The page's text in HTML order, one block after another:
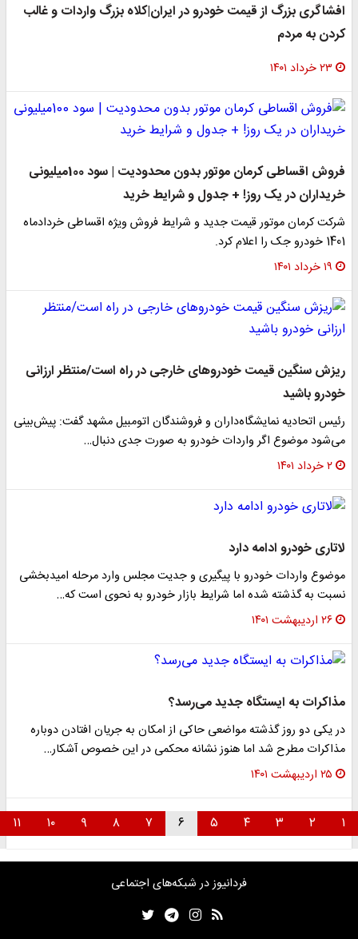
افشاگری بزرگ از قیمت خودرو در ایران|کلاه بزرگ واردات و غالب
کردن به مردم
۲۳ خرداد ۱۴۰۱
فروش اقساطی کرمان موتور بدون محدودیت | سود 100میلیونی
خریداران در یک روز! + جدول و شرایط خرید
شرکت کرمان موتور قیمت جدید و شرایط فروش ویژه اقساطی خردادماه
1401 خودرو جک را اعلام کرد.
۱۹ خرداد ۱۴۰۱
ریزش سنگین قیمت خودروهای خارجی در راه است/منتظر ارزانی
خودرو باشید
رئیس اتحادیه نمایشگاه‌داران و فروشندگان اتومبیل مشهد گفت: پیش‌بینی
می‌شود موضوع اگر واردات خودرو به صورت جدی دنبال…
۲ خرداد ۱۴۰۱
لاتاری خودرو ادامه دارد
موضوع واردات خودرو با پیگیری و جدیت مجلس وارد مرحله امیدبخشی
نسبت به گذشته شده اما شرایط بازار خودرو به نحوی است که…
۲۶ اردیبهشت ۱۴۰۱
مذاکرات به ایستگاه جدید می‌رسد؟
در یکی دو روز گذشته مواضعی حاکی از امکان به جریان افتادن دوباره
مذاکرات مطرح شد اما هنوز نشانه محکمی در این خصوص آشکار…
۲۵ اردیبهشت ۱۴۰۱
۱ ۲ ۳ ۴ ۵ ۶ ۷ ۸ ۹ ۱۰ ۱۱
فردانیوز در شبکه‌های اجتماعی